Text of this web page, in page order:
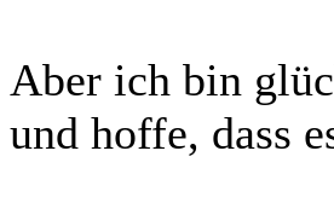
Aber ich bin
und hoffe, dass